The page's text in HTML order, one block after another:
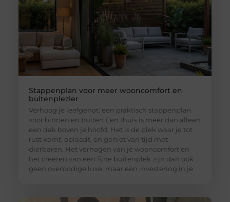
Stappenplan voor meer wooncomfort en
buitenplezier
Verhoog je leefgenot: een praktisch stappenplan
voor binnen en buiten Een thuis is meer dan alleen
een dak boven je hoofd. Het is de plek waar je tot
rust komt, oplaadt, en geniet van tijd met
dierbaren. Het verhogen van je wooncomfort en
het creëren van een fijne buitenplek zijn dan ook
geen overbodige luxe, maar een investering in je